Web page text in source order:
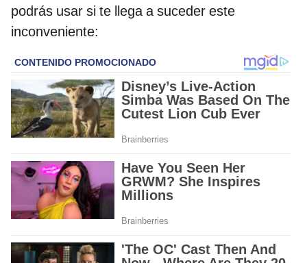
podrás usar si te llega a suceder este
inconveniente: